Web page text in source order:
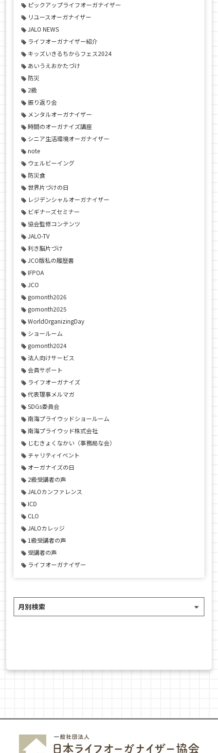
ピックアップライフオーガナイザー
リユースオーガナイザー
JALO NEWS
ライフオーガナイザー紹介
キッズいきるちからフェス2024
あいうえおかたづけ
防災
2級
振り返り会
メンタルオーガナイザー
時間のオーガナイズ講座
シニア生活環境オーガナイザー
note
ウェルビーイング
防災食
世界片づけの日
レジデンシャルオーガナイザー
ビギナーズセミナー
協会監修コンテンツ
JALO-TV
利き脳片づけ
JCO版私の履歴書
IFPOA
JCO
gomonth2026
gomonth2025
WorldOrganizingDay
ショールーム
gomonth2024
法人向けサービス
会員サポート
ライフオーガナイズ
代表理事メルマガ
SDGs委員会
南海プライウッドショールーム
南海プライウッド株式会社
じむきょくなかい（事務局な会）
チャリティイベント
オーガナイズの日
2級受講者の声
JALOカンファレンス
ICD
CLO
JALOカレッジ
1級受講者の声
受講者の声
ライフオーガナイザー